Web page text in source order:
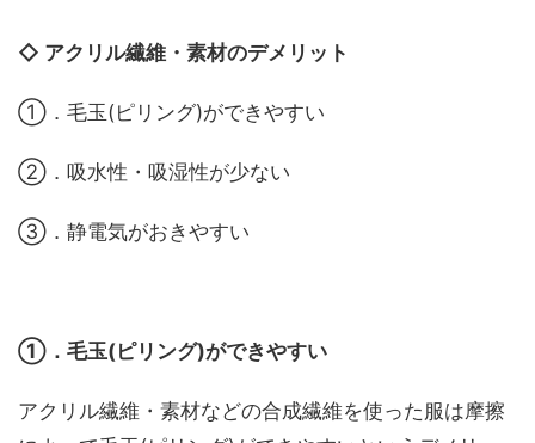
◇ アクリル繊維・素材のデメリット
①．毛玉(ピリング)ができやすい
②．吸水性・吸湿性が少ない
③．静電気がおきやすい
①．毛玉(ピリング)ができやすい
アクリル繊維・素材などの合成繊維を使った服は摩擦